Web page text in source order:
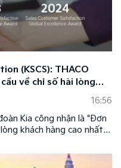
(KSCS): THACO
về chỉ số hài lòng
16:56
Kia công nhận là "Đơn
khách hàng cao nhất"
trên 33 quốc gia. Đây là
đầu mà THACO